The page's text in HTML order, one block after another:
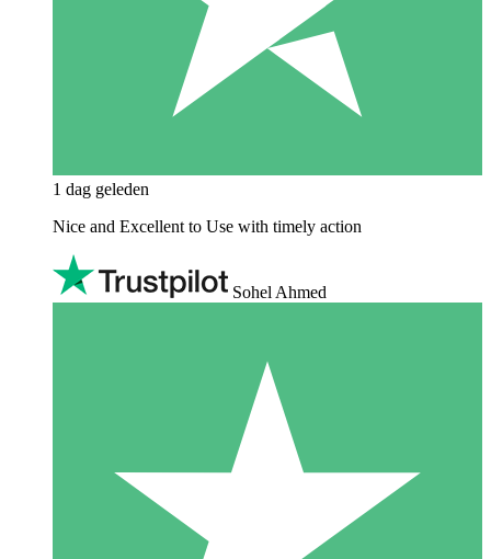
1 dag geleden
Nice and Excellent to Use with timely action
Sohel Ahmed